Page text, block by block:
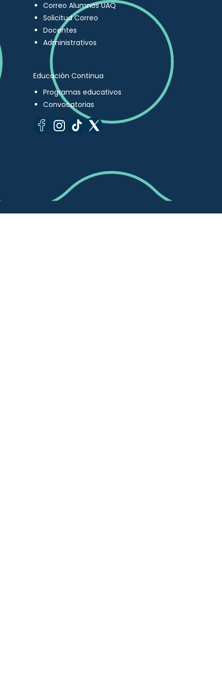
Correo Alumnos UAQ
Solicitud Correo
Docentes
Administrativos
Educación Continua
Programas educativos
Convocatorias